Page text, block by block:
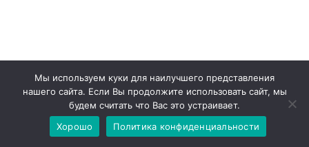
Мы используем куки для наилучшего представления
нашего сайта. Если Вы продолжите использовать сайт, мы
будем считать что Вас это устраивает.
Хорошо
Политика конфиденциальности